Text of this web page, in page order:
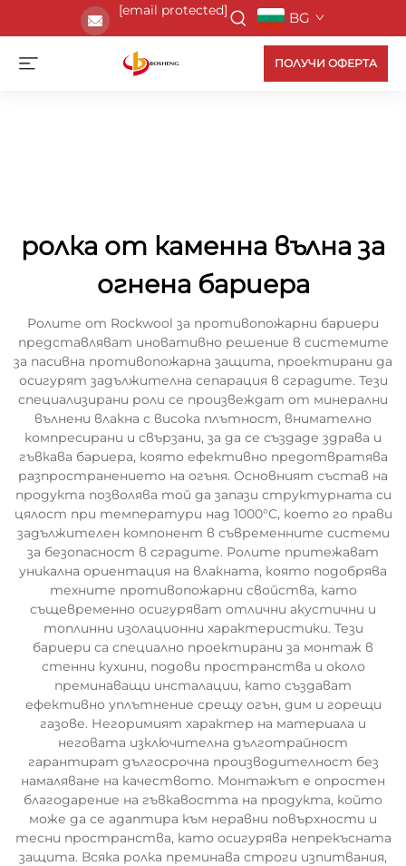
[email protected] BG
ПОЛУЧИ ОФЕРТА
ролка от каменна вълна за
огнена бариера
Ролите от Rockwool за противопожарни бариери
представляват иновативно решение в системите
за пасивна противопожарна защита, проектирани да
осигурят задължителна сепарация в сградите. Тези
специализирани роли се произвеждат от минерални
вълнени влакна с висока плътност, внимателно
компресирани и свързани, за да се създаде здрава и
гъвкава бариера, която ефективно предотвратява
разпространението на огъня. Основният състав на
продукта позволява той да запази структурната си
цялост при температури над 1000°C, което го прави
задължителен компонент в съвременните системи
за безопасност в сградите. Ролите притежават
уникална ориентация на влакната, която подобрява
техните противопожарни свойства, като
същевременно осигуряват отлични акустични и
топлинни изолационни характеристики. Тези
бариери са специално проектирани за монтаж в
стенни кухини, подови пространства и около
преминаващи инсталации, като създават
ефективно уплътнение срещу огън, дим и горещи
газове. Негоримият характер на материала и
неговата изключителна дълготрайност
гарантират дългосрочна производителност без
намаляване на качеството. Монтажът е опростен
благодарение на гъвкавостта на продукта, който
може да се адаптира към неравни повърхности и
тесни пространства, като осигурява непрекъсната
защита. Всяка ролка преминава строги изпитвания,